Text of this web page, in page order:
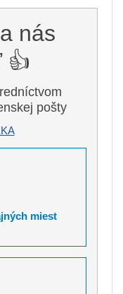
nás
👍
pošty
miest